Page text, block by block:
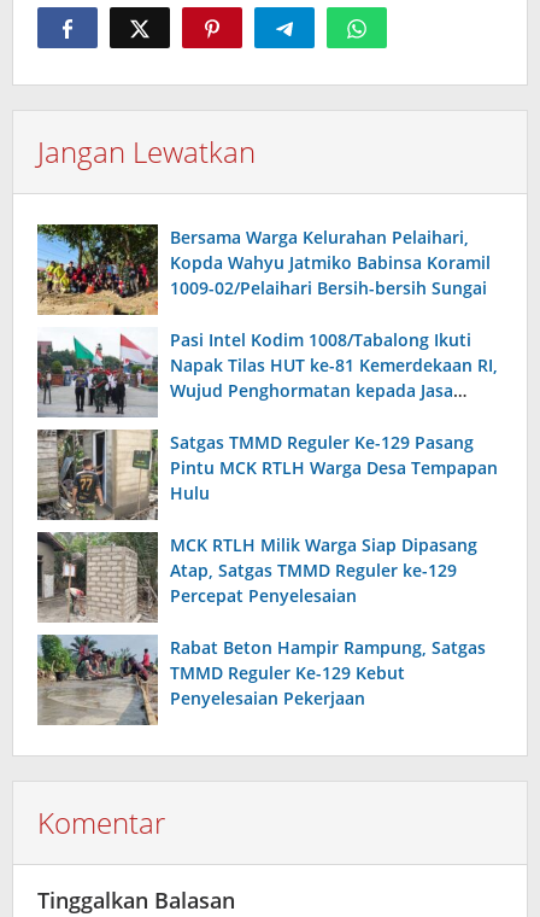
Jangan Lewatkan
Bersama Warga Kelurahan Pelaihari,
Kopda Wahyu Jatmiko Babinsa Koramil
1009-02/Pelaihari Bersih-bersih Sungai
Pasi Intel Kodim 1008/Tabalong Ikuti
Napak Tilas HUT ke-81 Kemerdekaan RI,
Wujud Penghormatan kepada Jasa
Satgas TMMD Reguler Ke-129 Pasang
Pintu MCK RTLH Warga Desa Tempapan
Hulu
MCK RTLH Milik Warga Siap Dipasang
Atap, Satgas TMMD Reguler ke-129
Percepat Penyelesaian
Rabat Beton Hampir Rampung, Satgas
TMMD Reguler Ke-129 Kebut
Penyelesaian Pekerjaan
Komentar
Tinggalkan Balasan